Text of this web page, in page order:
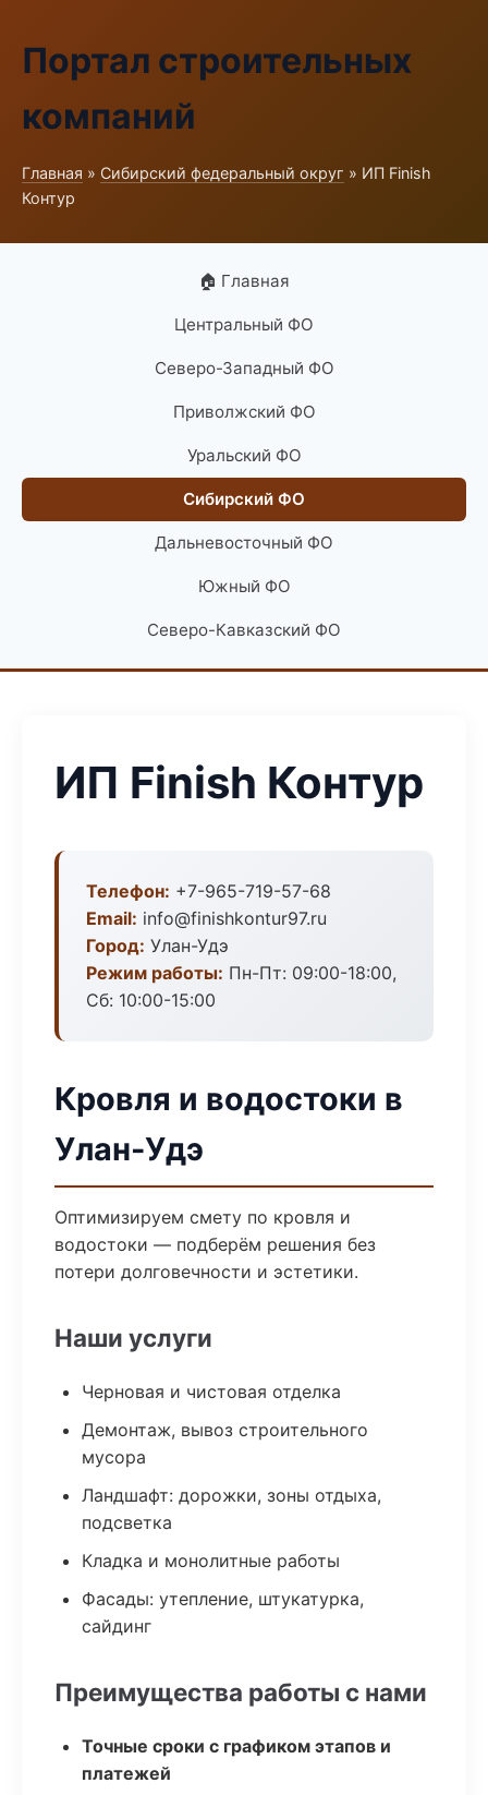
Портал строительных
компаний
Главная » Сибирский федеральный округ » ИП Finish
Контур
🏠 Главная
Центральный ФО
Северо-Западный ФО
Приволжский ФО
Уральский ФО
Сибирский ФО
Дальневосточный ФО
Южный ФО
Северо-Кавказский ФО
ИП Finish Контур
Телефон: +7-965-719-57-68
Email: info@finishkontur97.ru
Город: Улан-Удэ
Режим работы: Пн-Пт: 09:00-18:00,
Сб: 10:00-15:00
Кровля и водостоки в
Улан-Удэ
Оптимизируем смету по кровля и
водостоки — подберём решения без
потери долговечности и эстетики.
Наши услуги
Черновая и чистовая отделка
Демонтаж, вывоз строительного
мусора
Ландшафт: дорожки, зоны отдыха,
подсветка
Кладка и монолитные работы
Фасады: утепление, штукатурка,
сайдинг
Преимущества работы с нами
Точные сроки с графиком этапов и
платежей